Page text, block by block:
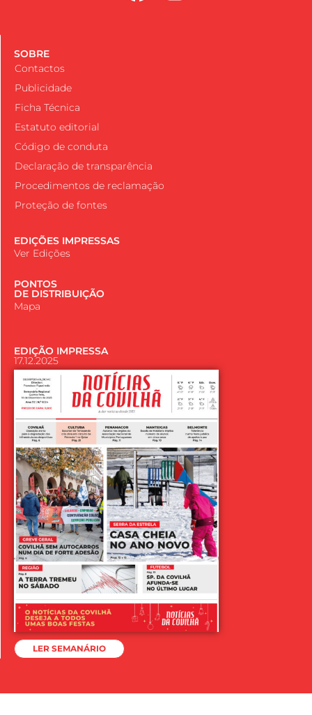
SOBRE
Contactos
Publicidade
Ficha Técnica
Estatuto editorial
Código de conduta
Declaração de transparência
Procedimentos de reclamação
Proteção de fontes
EDIÇÕES IMPRESSAS
Ver Edições
PONTOS
DE DISTRIBUIÇÃO
Mapa
EDIÇÃO IMPRESSA
17.12.2025
LER SEMANÁRIO